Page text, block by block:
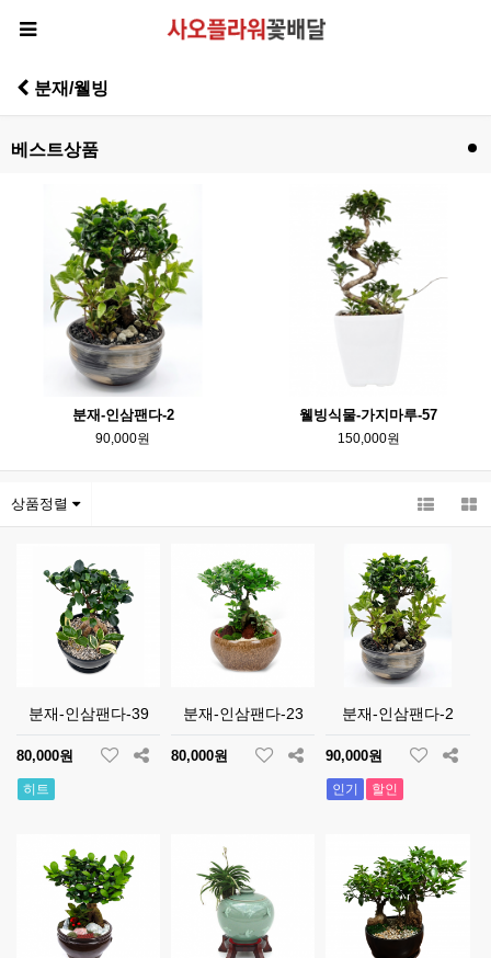
분재/웰빙
베스트상품
분재-인삼팬다-2
90,000원
웰빙식물-가지마루-57
150,000원
상품정렬
분재-인삼팬다-39
80,000원
히트
분재-인삼팬다-23
80,000원
분재-인삼팬다-2
90,000원
인기 할인